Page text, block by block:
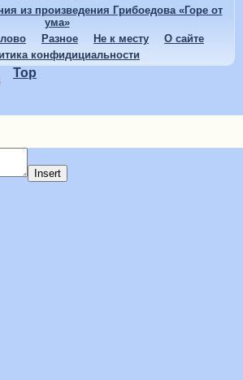
из произведения Грибоедова «Горе от
ума»
Разное Не к месту
О сайте
конфидициальности
Top
Insert